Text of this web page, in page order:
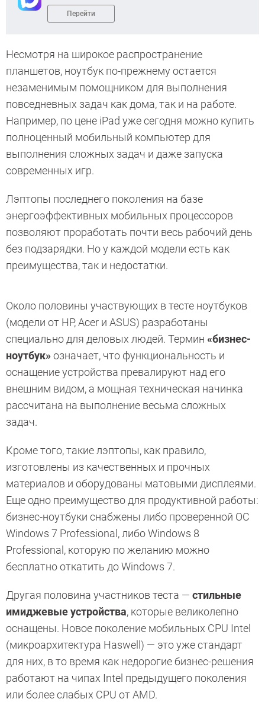
Перейти
Несмотря на широкое распространение
планшетов, ноутбук по-прежнему остается
незаменимым помощником для выполнения
повседневных задач как дома, так и на работе.
Например, по цене iPad уже сегодня можно купить
полноценный мобильный компьютер для
выполнения сложных задач и даже запуска
современных игр.
Лэптопы последнего поколения на базе
энергоэффективных мобильных процессоров
позволяют проработать почти весь рабочий день
без подзарядки. Но у каждой модели есть как
преимущества, так и недостатки.
Около половины участвующих в тесте ноутбуков
(модели от HP, Acer и ASUS) разработаны
специально для деловых людей. Термин «бизнес-
ноутбук»означает, что функциональность и
оснащение устройства превалируют над его
внешним видом, а мощная техническая начинка
рассчитана на выполнение весьма сложных
задач.
Кроме того, такие лэптопы, как правило,
изготовлены из качественных и прочных
материалов и оборудованы матовыми дисплеями.
Еще одно преимущество для продуктивной работы:
бизнес-ноутбуки снабжены либо проверенной ОС
Windows 7 Professional, либо Windows 8
Professional, которую по желанию можно
бесплатно откатить до Windows 7.
Другая половина участников теста — стильные
имиджевые устройства, которые великолепно
оснащены. Новое поколение мобильных CPU Intel
(микроархитектура Haswell) — это уже стандарт
для них, в то время как недорогие бизнес-решения
работают на чипах Intel предыдущего поколения
или более слабых CPU от AMD.